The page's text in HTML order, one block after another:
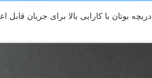
دریچه بوتان با کارایی بالا برای جریان